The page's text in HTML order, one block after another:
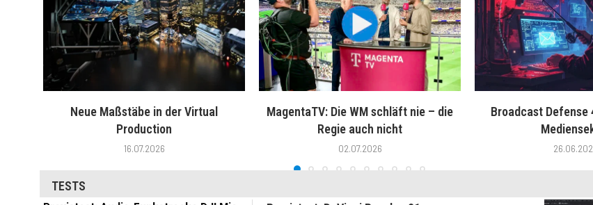
Neue Maßstäbe in der Virtual
Production
16.07.2026
MagentaTV: Die WM schläft nie – die
Regie auch nicht
02.07.2026
Broadcast Defense
TESTS